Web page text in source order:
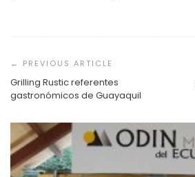
de
entradas
Grilling Rustic referentes
gastronómicos de Guayaquil